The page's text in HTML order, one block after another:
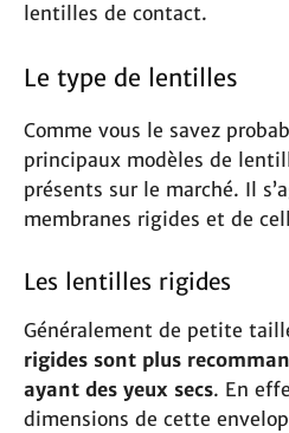
lentilles de contact.
Le type de lentilles
Comme vous le savez
principaux modèles de
présents sur le marché. Il
membranes rigides et de
Les lentilles rigides
Généralement de petite
rigides sont plus
ayant des yeux secs. En
dimensions de cette